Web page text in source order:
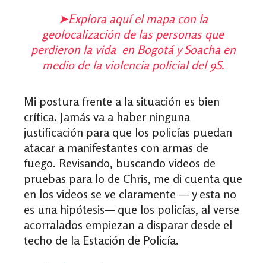
➤Explora aquí el mapa con la
geolocalización de las personas que
perdieron la vida en Bogotá y Soacha en
medio de la violencia policial del 9S.
Mi postura frente a la situación es bien
crítica. Jamás va a haber ninguna
justificación para que los policías puedan
atacar a manifestantes con armas de
fuego. Revisando, buscando videos de
pruebas para lo de Chris, me di cuenta que
en los videos se ve claramente — y esta no
es una hipótesis— que los policías, al verse
acorralados empiezan a disparar desde el
techo de la Estación de Policía.